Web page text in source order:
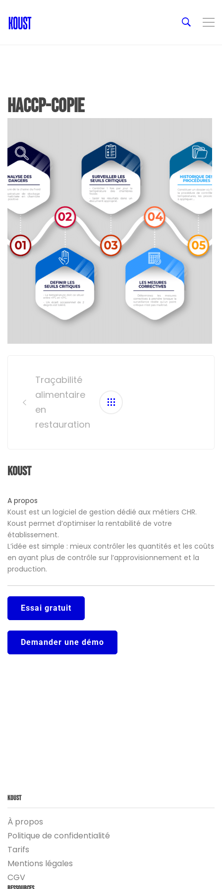
HACCP-copie
navigationTraçabilité
alimentaire
en
restauration
Koust
A propos
Koust est un logiciel de gestion dédié aux métiers CHR.
Koust permet d’optimiser la rentabilité de votre
établissement.
L’idée est simple : mieux contrôler les quantités et les coûts
en ayant plus de contrôle sur l’approvisionnement et la
production.
Essai gratuit
Demander une démo
Koust
À propos
Politique de confidentialité
Tarifs
Mentions légales
CGV